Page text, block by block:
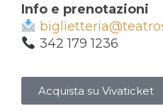
Info e prenotazioni
342 179 1236
Acquista su Vivaticket